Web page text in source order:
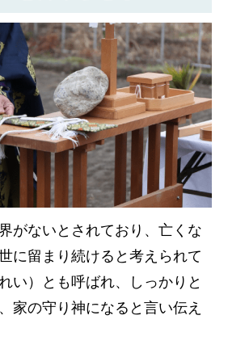
がないとされており、亡くな
に留まり続けると考えられて
い）とも呼ばれ、しっかりと
家の守り神になると言い伝え